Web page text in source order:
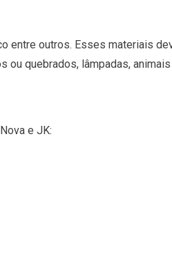
outros. Esses materiais
quebrados, lâmpadas,
e JK: